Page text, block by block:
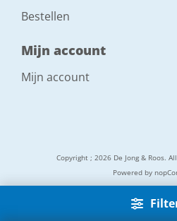
Bestellen
Mijn account
Mijn account
Copyright ; 2026 De Jong & Roos.
Powered by